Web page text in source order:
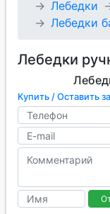
Лебедки
Лебедки
Лебедки
Купить / Оставить